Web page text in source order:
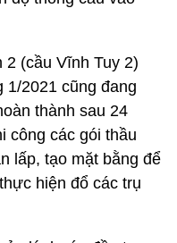
2 (cầu Vĩnh Tuy 2)
2021 cũng đang
thành sau 24
công các gói thầu
lấp, tạo mặt bằng để
hiện đổ các trụ